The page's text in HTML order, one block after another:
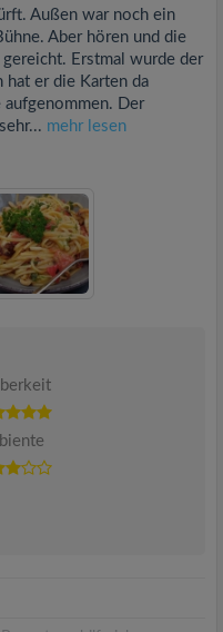
Außen war noch ein
Aber hören und die
Erstmal wurde der
hat er die Karten da
aufgenommen. Der
mehr lesen